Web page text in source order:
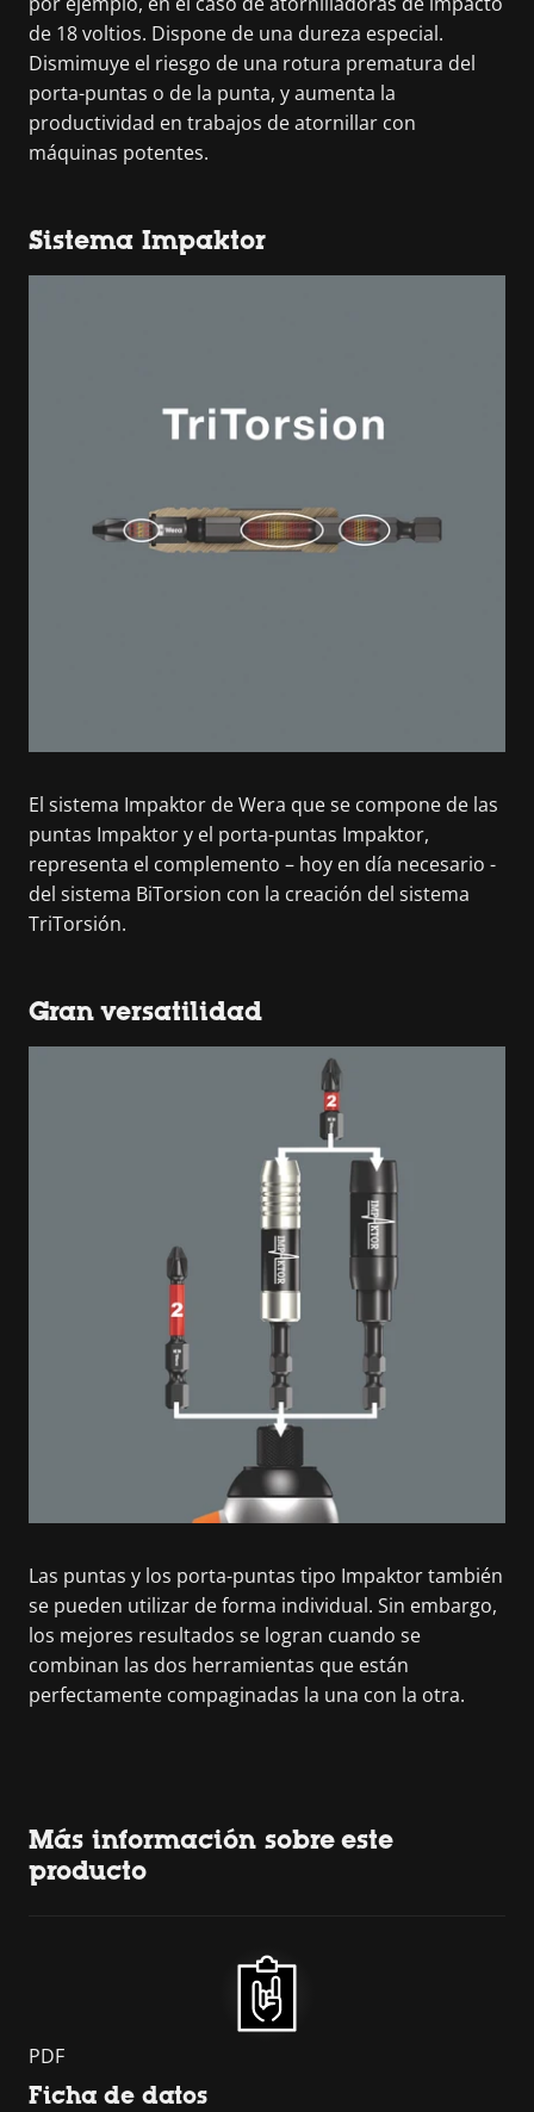
de 18 voltios. Dispone de una dureza especial.
Dismimuye el riesgo de una rotura prematura del
porta-puntas o de la punta, y aumenta la
productividad en trabajos de atornillar con
máquinas potentes.
Sistema Impaktor
El sistema Impaktor de Wera que se compone de las
puntas Impaktor y el porta-puntas Impaktor,
representa el complemento – hoy en día necesario -
del sistema BiTorsion con la creación del sistema
TriTorsión.
Gran versatilidad
Las puntas y los porta-puntas tipo Impaktor también
se pueden utilizar de forma individual. Sin embargo,
los mejores resultados se logran cuando se
combinan las dos herramientas que están
perfectamente compaginadas la una con la otra.
Más información sobre este
producto
PDF
Ficha de datos